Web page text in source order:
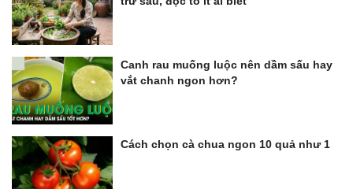
Canh rau muống luộc nên dầm sấu hay
vắt chanh ngon hơn?
Cách chọn cà chua ngon 10 quả như 1